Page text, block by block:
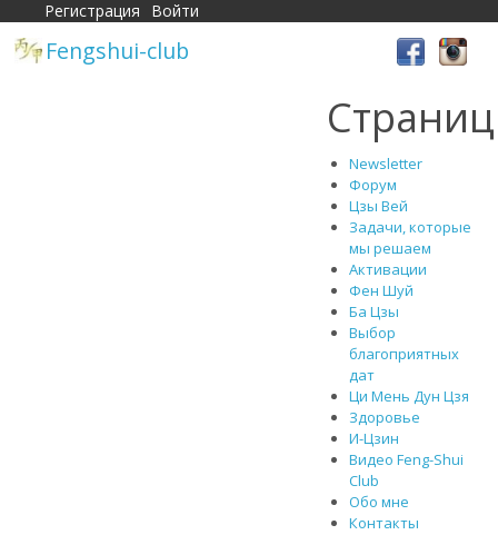
Fengshui-club
Newsletter
Форум
Цзы Вей
Задачи, которые
мы решаем
Активации
Фен Шуй
Ба Цзы
Выбор
благоприятных
дат
Ци Мень Дун Цзя
Здоровье
И-Цзин
Видео Feng-Shui
Club
Обо мне
Контакты
Регистрация Войти